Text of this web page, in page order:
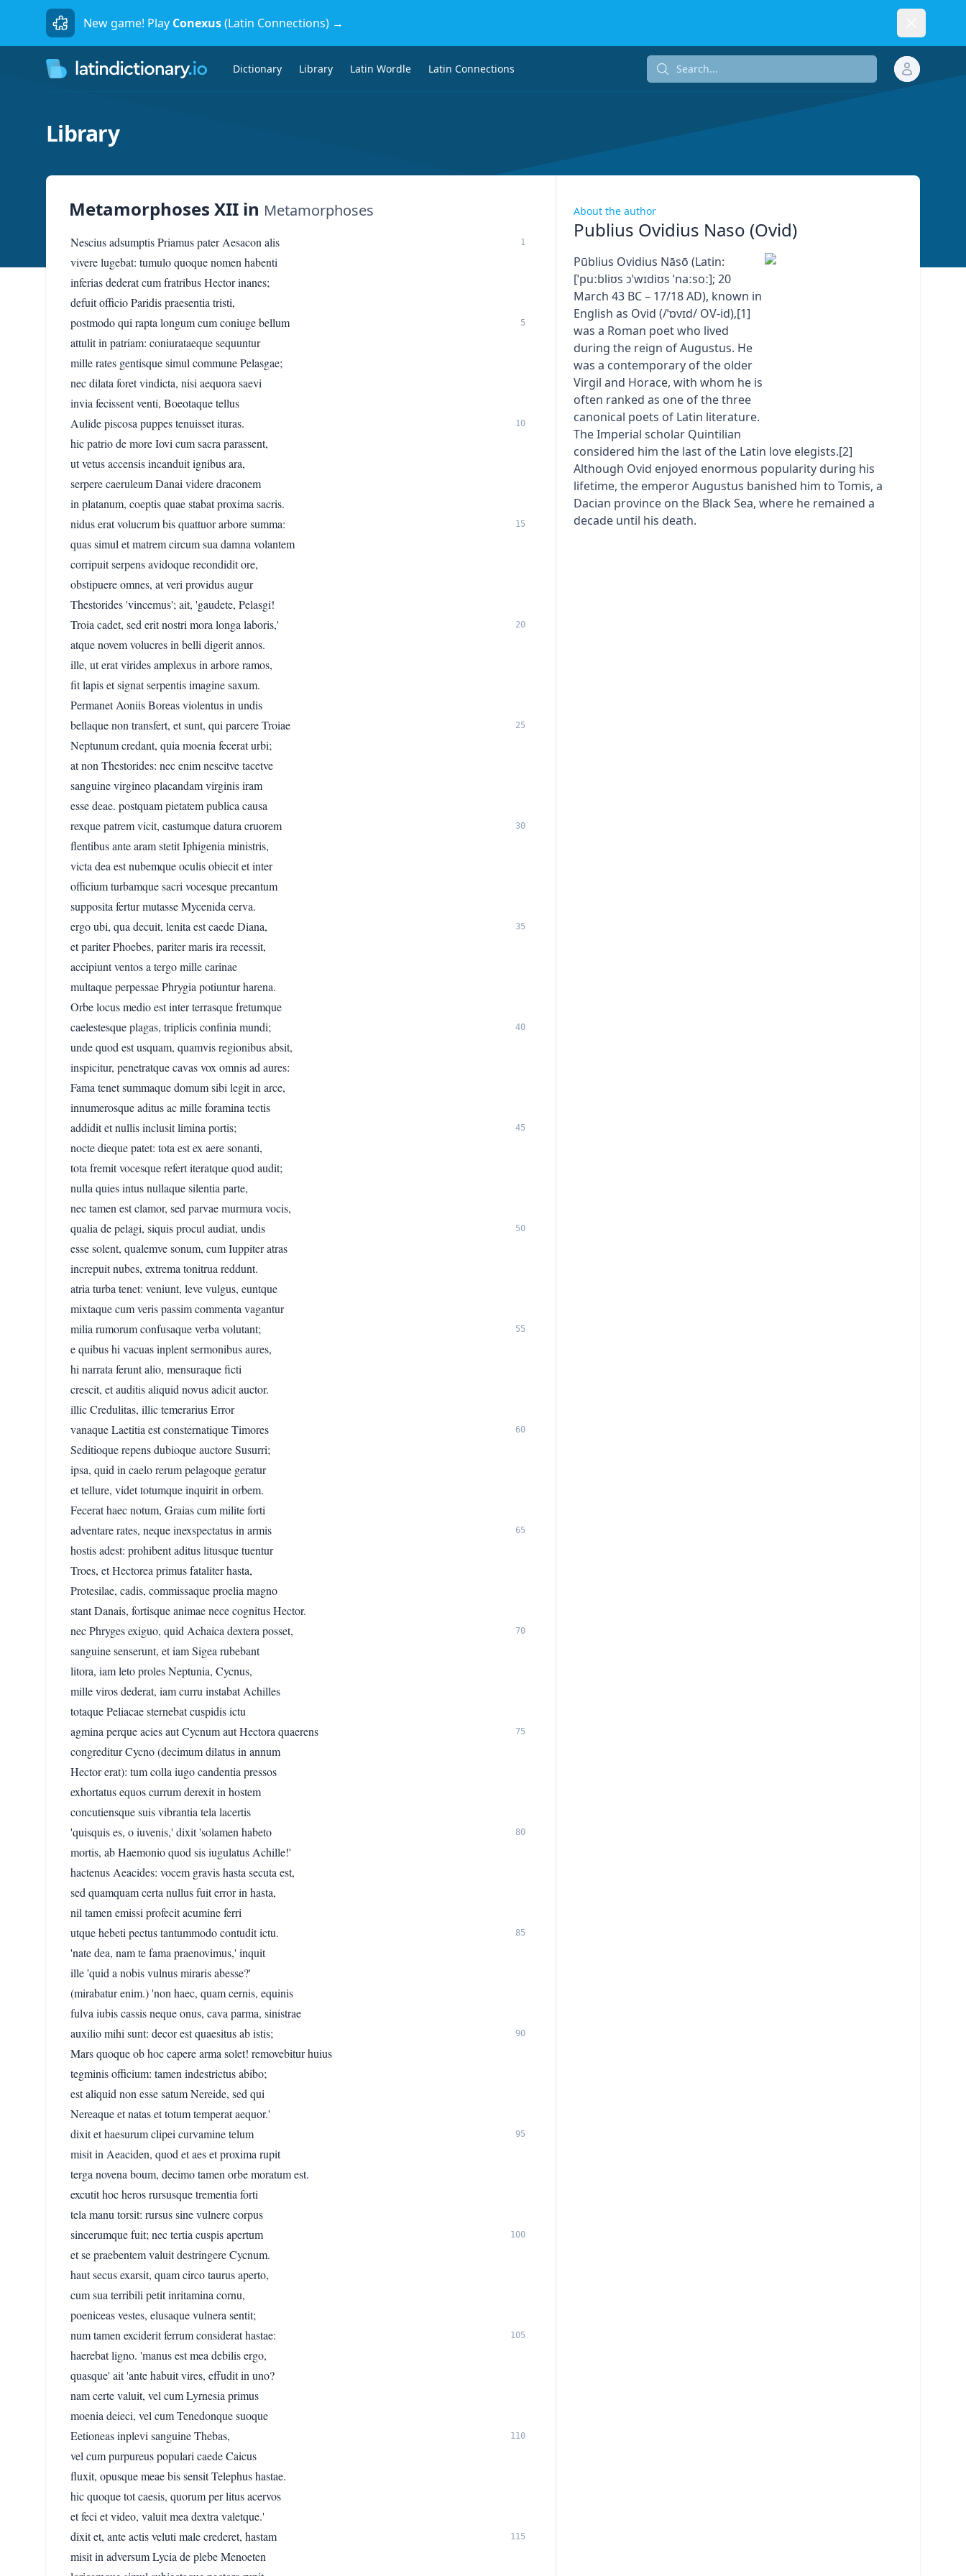
New game! Play Conexus(Latin Connections) →
Dictionary Library Latin Wordle Latin Connections Search...
Library
Metamorphoses XII in Metamorphoses
Nescius adsumptis Priamus pater Aesacon alis 1
vivere lugebat: tumulo quoque nomen habenti
inferias dederat cum fratribus Hector inanes;
defuit officio Paridis praesentia tristi,
postmodo qui rapta longum cum coniuge bellum
5
attulit in patriam: coniurataeque sequuntur
mille rates gentisque simul commune Pelasgae;
nec dilata foret vindicta, nisi aequora saevi
invia fecissent venti, Boeotaque tellus
Aulide piscosa puppes tenuisset ituras.
10
hic patrio de more Iovi cum sacra parassent,
ut vetus accensis incanduit ignibus ara,
serpere caeruleum Danai videre draconem
in platanum, coeptis quae stabat proxima sacris.
nidus erat volucrum bis quattuor arbore summa:
15
quas simul et matrem circum sua damna volantem
corripuit serpens avidoque recondidit ore,
obstipuere omnes, at veri providus augur
Thestorides 'vincemus'; ait, 'gaudete, Pelasgi!
Troia cadet, sed erit nostri mora longa laboris,'
20
atque novem volucres in belli digerit annos.
ille, ut erat virides amplexus in arbore ramos,
fit lapis et signat serpentis imagine saxum.
Permanet Aoniis Boreas violentus in undis
bellaque non transfert, et sunt, qui parcere Troiae
25
Neptunum credant, quia moenia fecerat urbi;
at non Thestorides: nec enim nescitve tacetve
sanguine virgineo placandam virginis iram
esse deae. postquam pietatem publica causa
rexque patrem vicit, castumque datura cruorem
30
flentibus ante aram stetit Iphigenia ministris,
victa dea est nubemque oculis obiecit et inter
officium turbamque sacri vocesque precantum
supposita fertur mutasse Mycenida cerva.
ergo ubi, qua decuit, lenita est caede Diana,
35
et pariter Phoebes, pariter maris ira recessit,
accipiunt ventos a tergo mille carinae
multaque perpessae Phrygia potiuntur harena.
Orbe locus medio est inter terrasque fretumque
caelestesque plagas, triplicis confinia mundi;
40
unde quod est usquam, quamvis regionibus absit,
inspicitur, penetratque cavas vox omnis ad aures:
Fama tenet summaque domum sibi legit in arce,
innumerosque aditus ac mille foramina tectis
addidit et nullis inclusit limina portis;
45
nocte dieque patet: tota est ex aere sonanti,
tota fremit vocesque refert iteratque quod audit;
nulla quies intus nullaque silentia parte,
nec tamen est clamor, sed parvae murmura vocis,
qualia de pelagi, siquis procul audiat, undis
50
esse solent, qualemve sonum, cum Iuppiter atras
increpuit nubes, extrema tonitrua reddunt.
atria turba tenet: veniunt, leve vulgus, euntque
mixtaque cum veris passim commenta vagantur
milia rumorum confusaque verba volutant;
55
e quibus hi vacuas inplent sermonibus aures,
hi narrata ferunt alio, mensuraque ficti
crescit, et auditis aliquid novus adicit auctor.
illic Credulitas, illic temerarius Error
vanaque Laetitia est consternatique Timores
60
Seditioque repens dubioque auctore Susurri;
ipsa, quid in caelo rerum pelagoque geratur
et tellure, videt totumque inquirit in orbem.
Fecerat haec notum, Graias cum milite forti
adventare rates, neque inexspectatus in armis
65
hostis adest: prohibent aditus litusque tuentur
Troes, et Hectorea primus fataliter hasta,
Protesilae, cadis, commissaque proelia magno
stant Danais, fortisque animae nece cognitus Hector.
nec Phryges exiguo, quid Achaica dextera posset,
70
sanguine senserunt, et iam Sigea rubebant
litora, iam leto proles Neptunia, Cycnus,
mille viros dederat, iam curru instabat Achilles
totaque Peliacae sternebat cuspidis ictu
agmina perque acies aut Cycnum aut Hectora quaerens
75
congreditur Cycno (decimum dilatus in annum
Hector erat): tum colla iugo candentia pressos
exhortatus equos currum derexit in hostem
concutiensque suis vibrantia tela lacertis
'quisquis es, o iuvenis,' dixit 'solamen habeto
80
mortis, ab Haemonio quod sis iugulatus Achille!'
hactenus Aeacides: vocem gravis hasta secuta est,
sed quamquam certa nullus fuit error in hasta,
nil tamen emissi profecit acumine ferri
utque hebeti pectus tantummodo contudit ictu.
85
'nate dea, nam te fama praenovimus,' inquit
ille 'quid a nobis vulnus miraris abesse?'
(mirabatur enim.) 'non haec, quam cernis, equinis
fulva iubis cassis neque onus, cava parma, sinistrae
auxilio mihi sunt: decor est quaesitus ab istis;
90
Mars quoque ob hoc capere arma solet! removebitur huius
tegminis officium: tamen indestrictus abibo;
est aliquid non esse satum Nereide, sed qui
Nereaque et natas et totum temperat aequor.'
dixit et haesurum clipei curvamine telum
95
misit in Aeaciden, quod et aes et proxima rupit
terga novena boum, decimo tamen orbe moratum est.
excutit hoc heros rursusque trementia forti
tela manu torsit: rursus sine vulnere corpus
sincerumque fuit; nec tertia cuspis apertum
100
et se praebentem valuit destringere Cycnum.
haut secus exarsit, quam circo taurus aperto,
cum sua terribili petit inritamina cornu,
poeniceas vestes, elusaque vulnera sentit;
num tamen exciderit ferrum considerat hastae:
105
haerebat ligno. 'manus est mea debilis ergo,
quasque' ait 'ante habuit vires, effudit in uno?
nam certe valuit, vel cum Lyrnesia primus
moenia deieci, vel cum Tenedonque suoque
Eetioneas inplevi sanguine Thebas,
110
vel cum purpureus populari caede Caicus
fluxit, opusque meae bis sensit Telephus hastae.
hic quoque tot caesis, quorum per litus acervos
et feci et video, valuit mea dextra valetque.'
dixit et, ante actis veluti male crederet, hastam
115
misit in adversum Lycia de plebe Menoeten
About the author
Publius Ovidius Naso (Ovid)
Pūblius Ovidius Nāsō (Latin:
[ˈpuːbliʊs ɔˈwɪdiʊs ˈnaːsoː]; 20
March 43 BC – 17/18 AD), known in
English as Ovid (/ˈɒvɪd/ OV-id),[1]
was a Roman poet who lived
during the reign of Augustus. He
was a contemporary of the older
Virgil and Horace, with whom he is
often ranked as one of the three
canonical poets of Latin literature.
The Imperial scholar Quintilian
considered him the last of the Latin love elegists.[2]
Although Ovid enjoyed enormous popularity during his
lifetime, the emperor Augustus banished him to Tomis, a
Dacian province on the Black Sea, where he remained a
decade until his death.